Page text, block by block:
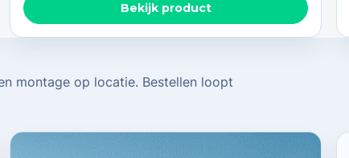
Bekijk product
montage op locatie. Bestellen loopt